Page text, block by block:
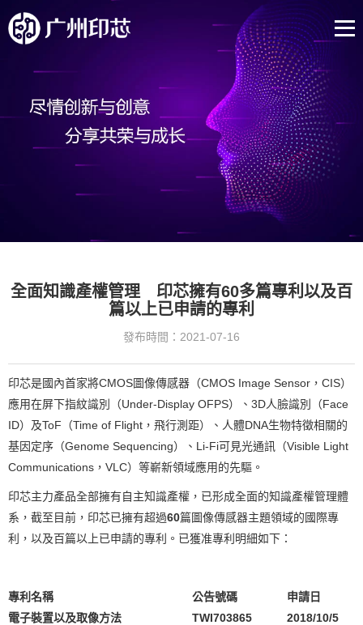
全面知識產權管理 印芯擁有60多篇專利以及百
篇以上已申請的專利
發布時間：2021-07-16
印芯是國內首家將CMOS圖像傳感器（CMOS Image Sensor，CIS）
應用在屏下指紋識別（Under-Display OFPS）、3D人臉識別（Face
ID）及ToF（Time of Flight，飛行測距）、人體DNA生物特徵相關的
基因定序（Genome Sequencing）、Li-Fi可見光通訊（Visible Light
Communications，VLC）等嶄新領域應用的先驅。
印芯主力產品全部擁有自主知識產權，已形成全面的知識產權管理體
系，截至目前，印芯已擁有超過60篇圖像傳感器主題領域的國際專
利，以及百篇以上已申請的專利。已獲准專利明細如下：
專利名稱 公告號碼
申請日
電子裝置以及取像方法
TWI703865
2018/10/5